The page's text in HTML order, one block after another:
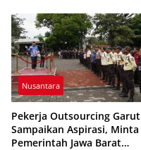
Dihentikan
Nusantara
Pekerja Outsourcing Garut
Sampaikan Aspirasi, Minta
Pemerintah Jawa Barat